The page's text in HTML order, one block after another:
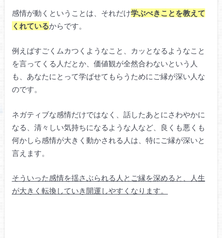
感情が動くということは、それだけ学ぶべきことを教えて
くれているからです。
例えばすごくムカつくようなこと、カッとなるようなこと
を言ってくる人だとか、価値観が全然合わないという人
も、あなたにとって学ばせてもらうためにご縁が深い人な
のです。
ネガティブな感情だけではなく、話したあとにさわやかに
なる、清々しい気持ちになるような人など、良くも悪くも
何かしら感情が大きく動かされる人は、特にご縁が深いと
言えます。
そういった感情を揺さぶられる人とご縁を深めると、人生
が大きく転換していき開運しやすくなります。